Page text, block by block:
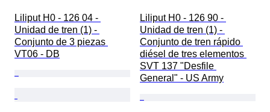
Liliput H0 - 126 04 -
Unidad de tren (1) -
Conjunto de 3 piezas
VT06 - DB
Liliput H0 - 126 90 -
Unidad de tren (1) -
Conjunto de tren rápido
diésel de tres elementos
SVT 137 "Desfile
General" - US Army